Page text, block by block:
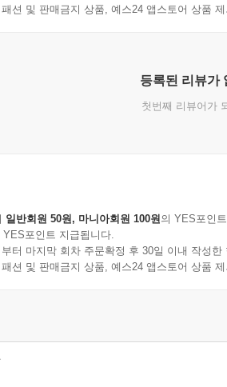
션 및 판매금지 상품, 예스24 앱스토어 상품
등록된 리뷰가
첫번째 리뷰어가
일반회원 50원, 마니아회원 100원의 YES포인
포인트 지급됩니다.
터 마지막 회차 주문확정 후 30일 이내 작성
션 및 판매금지 상품, 예스24 앱스토어 상품